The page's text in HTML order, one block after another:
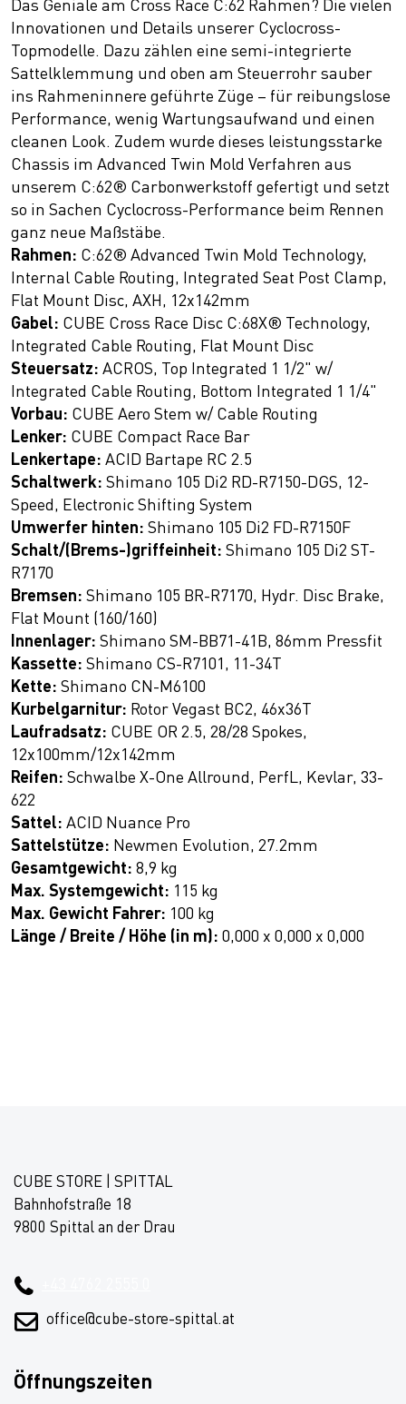
Das Geniale am Cross Race C:62 Rahmen? Die vielen
Innovationen und Details unserer Cyclocross-
Topmodelle. Dazu zählen eine semi-integrierte
Sattelklemmung und oben am Steuerrohr sauber
ins Rahmeninnere geführte Züge – für reibungslose
Performance, wenig Wartungsaufwand und einen
cleanen Look. Zudem wurde dieses leistungsstarke
Chassis im Advanced Twin Mold Verfahren aus
unserem C:62® Carbonwerkstoff gefertigt und setzt
so in Sachen Cyclocross-Performance beim Rennen
ganz neue Maßstäbe.
Rahmen: C:62® Advanced Twin Mold Technology,
Internal Cable Routing, Integrated Seat Post Clamp,
Flat Mount Disc, AXH, 12x142mm
Gabel: CUBE Cross Race Disc C:68X® Technology,
Integrated Cable Routing, Flat Mount Disc
Steuersatz: ACROS, Top Integrated 1 1/2" w/
Integrated Cable Routing, Bottom Integrated 1 1/4"
Vorbau: CUBE Aero Stem w/ Cable Routing
Lenker: CUBE Compact Race Bar
Lenkertape: ACID Bartape RC 2.5
Schaltwerk: Shimano 105 Di2 RD-R7150-DGS, 12-
Speed, Electronic Shifting System
Umwerfer hinten: Shimano 105 Di2 FD-R7150F
Schalt/(Brems-)griffeinheit: Shimano 105 Di2 ST-
R7170
Bremsen: Shimano 105 BR-R7170, Hydr. Disc Brake,
Flat Mount (160/160)
Innenlager: Shimano SM-BB71-41B, 86mm Pressfit
Kassette: Shimano CS-R7101, 11-34T
Kette: Shimano CN-M6100
Kurbelgarnitur: Rotor Vegast BC2, 46x36T
Laufradsatz: CUBE OR 2.5, 28/28 Spokes,
12x100mm/12x142mm
Reifen: Schwalbe X-One Allround, PerfL, Kevlar, 33-
622
Sattel: ACID Nuance Pro
Sattelstütze: Newmen Evolution, 27.2mm
Gesamtgewicht: 8,9 kg
Max. Systemgewicht: 115 kg
Max. Gewicht Fahrer: 100 kg
Länge / Breite / Höhe (in m): 0,000 x 0,000 x 0,000
CUBE STORE | SPITTAL
Bahnhofstraße 18
9800 Spittal an der Drau
office@cube-store-spittal.at
Öffnungszeiten